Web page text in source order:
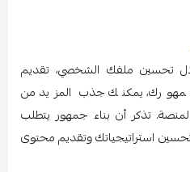
تحسين ملفك الشخصي، تقديم
يمكنك جذب المزيد من
تذكر أن بناء جمهور يتطلب
استراتيجياتك وتقديم محتوى